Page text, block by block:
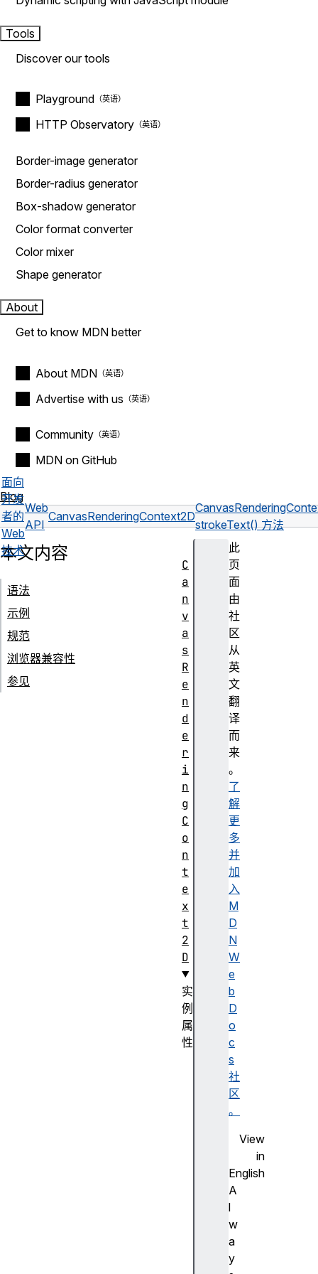
Tools
Discover our tools
Playground
HTTP Observatory
Border-image generator
Border-radius generator
Box-shadow generator
Color format converter
Color mixer
Shape generator
About
Get to know MDN better
About MDN
Advertise with us
Community
MDN on GitHub
Blog
面向
开发
者的
Web
技术
Web
API
CanvasRenderingContext2D
strokeText() 方法
此
页
面
由
社
区
从
英
文
翻
译
而
来
。
了
解
更
多
并
加
入
M
D
N
W
e
b
D
o
c
s
社
区
。
View
in
English
A
l
w
a
y
本文内容
语法
示例
规范
浏览器兼容性
参见
C
a
n
v
a
s
R
e
n
d
e
r
i
n
g
C
o
n
t
e
x
t
2
D
实
例
属
性